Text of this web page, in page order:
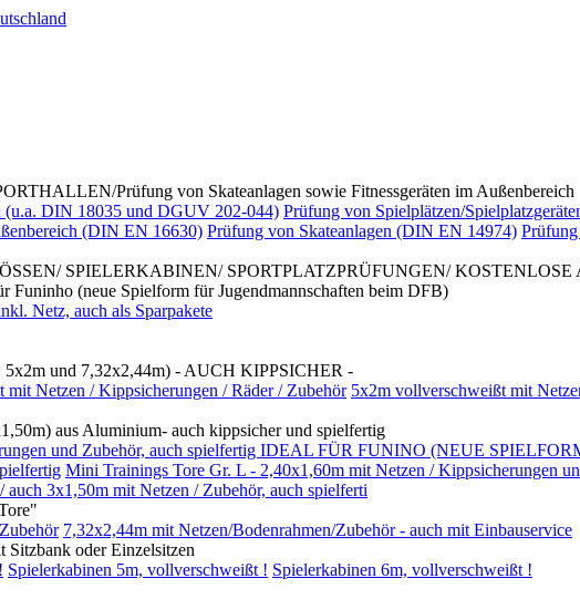
Prüfung von Skateanlagen sowie Fitnessgeräten im Außenbereich
(u.a. DIN 18035 und DGUV 202-044) Prüfung von Spielplätzen/
(DIN EN 16630) Prüfung von Skateanlagen (DIN EN 14974)
SPIELERKABINEN/ SPORTPLATZPRÜFUNGEN/
(neue Spielform für Jugendmannschaften beim DFB)
Netz, auch als Sparpakete
und 7,32x2,44m) - AUCH KIPPSICHER -
Netzen / Kippsicherungen / Räder / Zubehör 5x2m vollverschweißt mit
aus Aluminium- auch kippsicher und spielfertig
und Zubehör, auch spielfertig IDEAL FÜR FUNINO (NEUE
Mini Trainings Tore Gr. L - 2,40x1,60m mit Netzen / Kippsicherungen
3x1,50m mit Netzen / Zubehör, auch spielferti
7,32x2,44m mit Netzen/Bodenrahmen/Zubehör - auch mit Einbauservice
oder Einzelsitzen
Spielerkabinen 5m, vollverschweißt ! Spielerkabinen 6m, vollverschweißt !